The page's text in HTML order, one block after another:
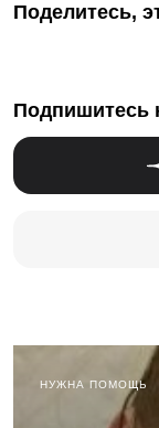
Поделитесь,
Подпишитесь
НУЖНА ПОМОЩЬ